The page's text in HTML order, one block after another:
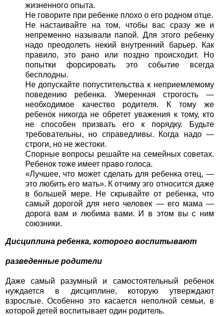
жизненного опыта.
Не говорите при ребенке плохо о его родном отце.
Не настаивайте на том, чтобы вас сразу же и
непременно называли папой. Для этого ребенку
надо преодолеть некий внутренний барьер. Как
правило, это рано или поздно происходит. Но
попытки форсировать это событие всегда
бесплодны.
Не допускайте попустительства к неприемлемому
поведению ребенка. Умеренная строгость —
необходимое качество родителя. К тому же
ребенок никогда не обретет уважения к тому, кто
не способен призвать его к порядку. Будьте
требовательны, но справедливы. Когда надо —
строги, но не жестоки.
Спорные вопросы решайте на семейных советах.
Ребенок тоже имеет право голоса.
«Лучшее, что может сделать для ребенка отец, —
это любить его мать». К отчиму эго относится даже
в большей мере. Не скрывайте от ребенка, что
самый дорогой для него человек — его мама —
дорога вам и любима вами. И в этом вы с ним
союзники.
Дисциплина ребенка, которого воспитывают
разведенные родители
Даже самый разумный и самостоятельный ребенок
нуждается в дисциплине, которую утверждают
взрослые. Особенно это касается неполной семьи, в
которой детей воспитывает один родитель.